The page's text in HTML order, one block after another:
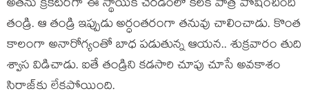
అతను క్రికెటర్‌గా ఈ స్థాయికి చేరడంలో కీలక పాత్ర పోషించింది
తండ్రి. ఆ తండ్రి ఇప్పుడు అర్ధంతరంగా తనువు చాలించాడు. కొంత
కాలంగా అనారోగ్యంతో బాధ పడుతున్న ఆయన.. శుక్రవారం తుది
శ్వాస విడిచాడు. ఐతే తండ్రిని కడసారి చూపు చూసే అవకాశం
సిరాజ్‌కు లేకపోయింది.